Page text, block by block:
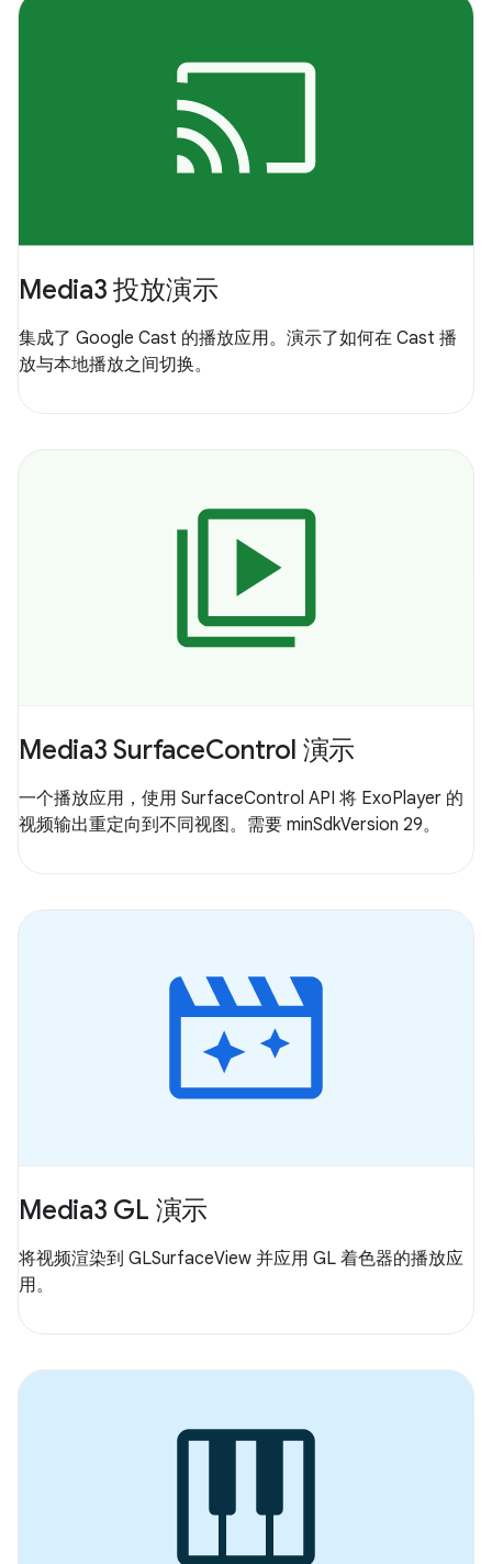
Media3 投放演示
集成了 Google Cast 的播放应用。演示了如何在 Cast 播
放与本地播放之间切换。
Media3 SurfaceControl 演示
一个播放应用，使用 SurfaceControl API 将 ExoPlayer 的
视频输出重定向到不同视图。需要 minSdkVersion 29。
Media3 GL 演示
将视频渲染到 GLSurfaceView 并应用 GL 着色器的播放应
用。